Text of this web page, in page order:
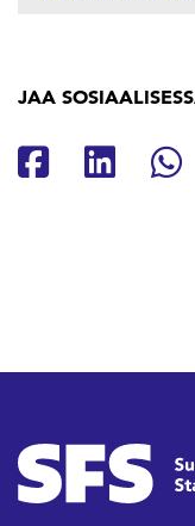
JAA
Jaa Jaa